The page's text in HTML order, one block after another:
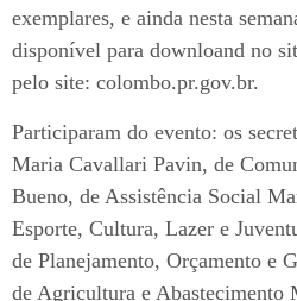
exemplares, e ainda nesta
disponível para downloand no
pelo site: colombo.pr.gov.br.
Participaram do evento: os
Maria Cavallari Pavin, de
Bueno, de Assistência Social
Esporte, Cultura, Lazer e
de Planejamento, Orçamento e
de Agricultura e Abastecimento